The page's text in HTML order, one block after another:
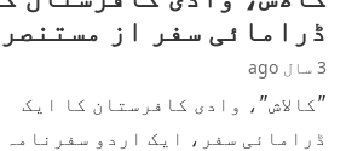
ڈرامائی سفر از
3 سال ago
"کالاش"، وادی کافرستان کا ایک
ڈرامائی سفر، ایک اردو سفرنامہ